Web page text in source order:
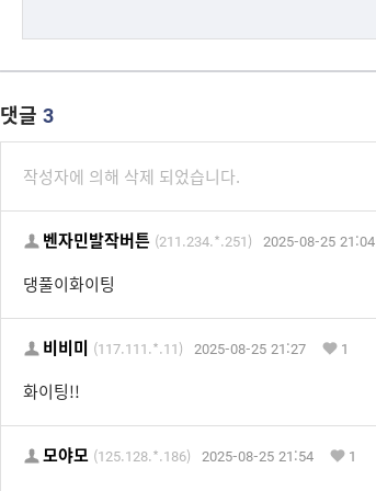
댓글 3
작성자에 의해 삭제 되었습니다.
벤자민발작버튼 (211.234.*.251) 2025-08-25 21:04
댕풀이화이팅
비비미 (117.111.*.11) 2025-08-25 21:27 1
화이팅!!
모야모 (125.128.*.186) 2025-08-25 21:54 1